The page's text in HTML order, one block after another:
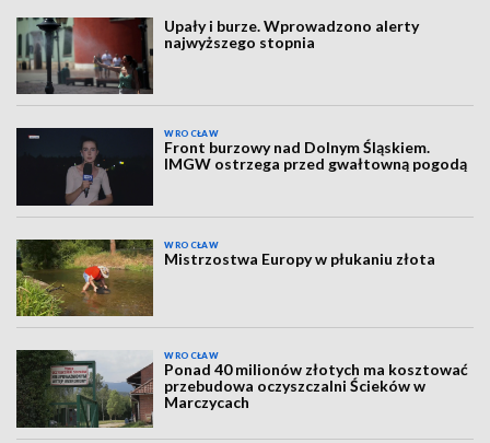
Upały i burze. Wprowadzono alerty
najwyższego stopnia
WROCŁAW
Front burzowy nad Dolnym Śląskiem.
IMGW ostrzega przed gwałtowną pogodą
WROCŁAW
Mistrzostwa Europy w płukaniu złota
WROCŁAW
Ponad 40 milionów złotych ma kosztować
przebudowa oczyszczalni Ścieków w
Marczycach